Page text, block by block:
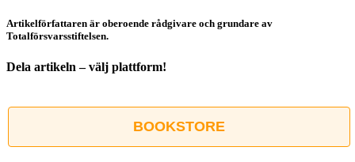
Artikelförfattaren är oberoende rådgivare och grundare av
Totalförsvarsstiftelsen.
Dela artikeln – välj plattform!
post
BOOKSTORE